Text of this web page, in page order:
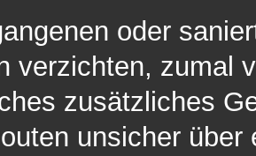
oder
verzichten, zumal
zusätzliches
unsicher